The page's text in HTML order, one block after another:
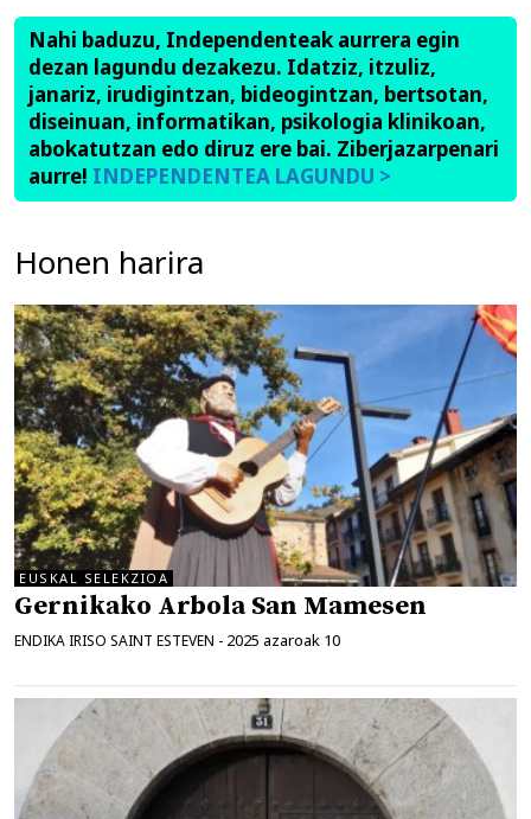
Nahi baduzu, Independenteak aurrera egin
dezan lagundu dezakezu. Idatziz, itzuliz,
janariz, irudigintzan, bideogintzan, bertsotan,
diseinuan, informatikan, psikologia klinikoan,
abokatutzan edo diruz ere bai. Ziberjazarpenari
aurre! INDEPENDENTEA LAGUNDU >
Honen harira
EUSKAL SELEKZIOA
Gernikako Arbola San Mamesen
ENDIKA IRISO SAINT ESTEVEN - 2025 azaroak 10